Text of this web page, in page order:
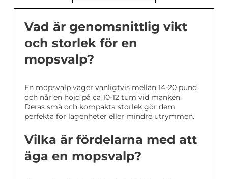
Vad är genomsnittlig vikt
och storlek för en
mopsvalp?
En mopsvalp väger vanligtvis mellan 14-20 pund
och når en höjd på ca 10-12 tum vid manken.
Deras små och kompakta storlek gör dem
perfekta för lägenheter eller mindre utrymmen.
Vilka är fördelarna med att
äga en mopsvalp?